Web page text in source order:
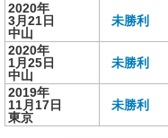
2020年
3月21日
中山
未勝利
2020年
1月25日
中山
未勝利
2019年
11月17日
東京
未勝利